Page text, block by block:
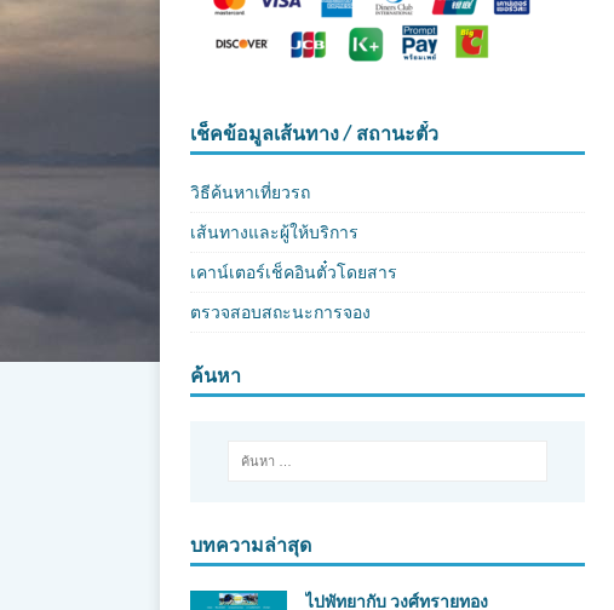
เช็คข้อมูลเส้นทาง / สถานะตั๋ว
วิธีค้นหาเที่ยวรถ
เส้นทางและผู้ให้บริการ
เคาน์เตอร์เช็คอินตั๋วโดยสาร
ตรวจสอบสถะนะการจอง
ค้นหา
บทความล่าสุด
ไปพัทยากับ วงศ์ทรายทอง